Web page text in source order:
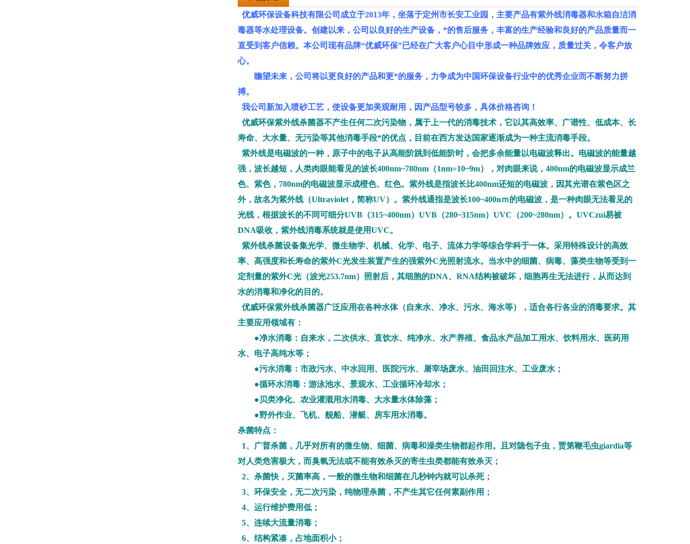
优威环保设备科技有限公司成立于2013年，坐落于定州市长安工业园，主要产品有紫外线消毒器和水箱自洁消
毒器等水处理设备。创建以来，公司以良好的生产设备，*的售后服务，丰富的生产经验和良好的产品质量而一
直受到客户信赖。本公司现有品牌“优威环保”已经在广大客户心目中形成一种品牌效应，质量过关，令客户放
心。
瞻望未来，公司将以更良好的产品和更*的服务，力争成为中国环保设备行业中的优秀企业而不断努力拼
搏。
我公司新加入喷砂工艺，使设备更加美观耐用，因产品型号较多，具体价格咨询！
优威环保紫外线杀菌器不产生任何二次污染物，属于上一代的消毒技术，它以其高效率、广谱性、低成本、长
寿命、大水量、无污染等其他消毒手段*的优点，目前在西方发达国家逐渐成为一种主流消毒手段。
紫外线是电磁波的一种，原子中的电子从高能阶跳到低能阶时，会把多余能量以电磁波释出。电磁波的能量越
强，波长越短，人类肉眼能看见的波长400nm~780nm（1nm=10~9m），对肉眼来说，400nm的电磁波显示成兰
色、紫色，780nm的电磁波显示成橙色、红色。紫外线是指波长比400nm还短的电磁波，因其光谱在紫色区之
外，故名为紫外线（Ultraviolet，简称UV）。紫外线通指是波长100~400nｍ的电磁波，是一种肉眼无法看见的
光线，根据波长的不同可细分UVB（315~400nm）UVB（280~315nm）UVC（200~280nm）。UVCzui易被
DNA吸收，紫外线消毒系统就是使用UVC。
紫外线杀菌设备集光学、微生物学、机械、化学、电子、流体力学等综合学科于一体。采用特殊设计的高效
率、高强度和长寿命的紫外C光发生装置产生的强紫外C光照射流水。当水中的细菌、病毒、藻类生物等受到一
定剂量的紫外C光（波光253.7nm）照射后，其细胞的DNA、RNA结构被破坏，细胞再生无法进行，从而达到
水的消毒和净化的目的。
优威环保紫外线杀菌器广泛应用在各种水体（自来水、净水、污水、海水等），适合各行各业的消毒要求。其
主要应用领域有：
●净水消毒：自来水，二次供水、直饮水、纯净水、水产养殖、食品水产品加工用水、饮料用水、医药用
水、电子高纯水等；
●污水消毒：市政污水、中水回用、医院污水、屠宰场废水、油田回注水、工业废水；
●循环水消毒：游泳池水、景观水、工业循环冷却水；
●贝类净化、农业灌溉用水消毒、大水量水体除藻；
●野外作业、飞机、舰船、潜艇、房车用水消毒。
杀菌特点：
1、广普杀菌，几乎对所有的微生物、细菌、病毒和澡类生物都起作用。且对隐包子虫，贾第鞭毛虫giardia等
对人类危害极大，而臭氧无法或不能有效杀灭的寄生虫类都能有效杀灭；
2、杀菌快，灭菌率高，一般的微生物和细菌在几秒钟内就可以杀死；
3、环保安全，无二次污染，纯物理杀菌，不产生其它任何素副作用；
4、运行维护费用低；
5、连续大流量消毒；
6、结构紧凑，占地面积小；